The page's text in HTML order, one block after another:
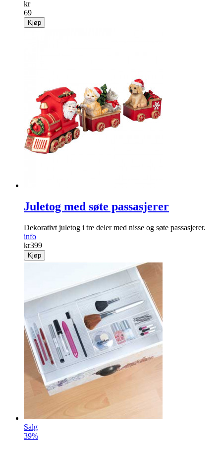
kr
69
Kjøp
Juletog med søte passasjerer
Dekorativt juletog i tre deler med nisse og søte passasjerer.
info
kr399
Kjøp
Salg
39%